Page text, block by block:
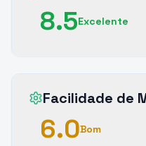
8.5Excelente
Facilidade de
6.0Bom